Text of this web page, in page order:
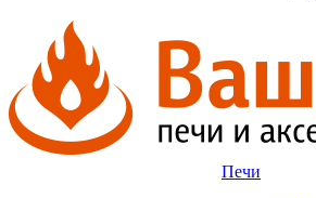
Печи